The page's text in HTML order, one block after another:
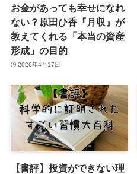
お金があっても幸せになれ
ない？原田ひ香『月収』が
教えてくれる「本当の資産
形成」の目的
2026年4月17日
【書評】投資ができない理